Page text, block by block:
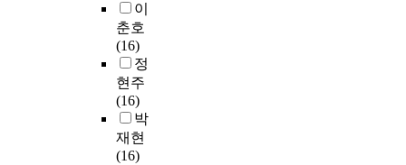
이
춘호
(16)
정
현주
(16)
박
재현
(16)